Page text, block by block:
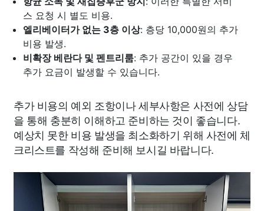
스 요청 시 별도 비용.
엘리베이터가 없는 3층 이상: 층당 10,000원의 추가
비용 발생.
비확장 베란다 및 펜트리룸: 추가 공간이 있을 경우
추가 요금이 발생할 수 있습니다.
추가 비용의 예외 조항이나 세부사항은 사전에 상담
을 통해 충분히 이해하고 준비하는 것이 좋습니다.
예상치 못한 비용 발생을 최소화하기 위해 사전에 체
크리스트를 작성해 준비해 보시길 바랍니다.